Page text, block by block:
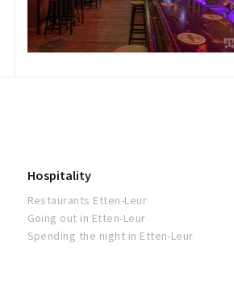
Hospitality
Restaurants Etten-Leur
Going out in Etten-Leur
Spending the night in Etten-Leur